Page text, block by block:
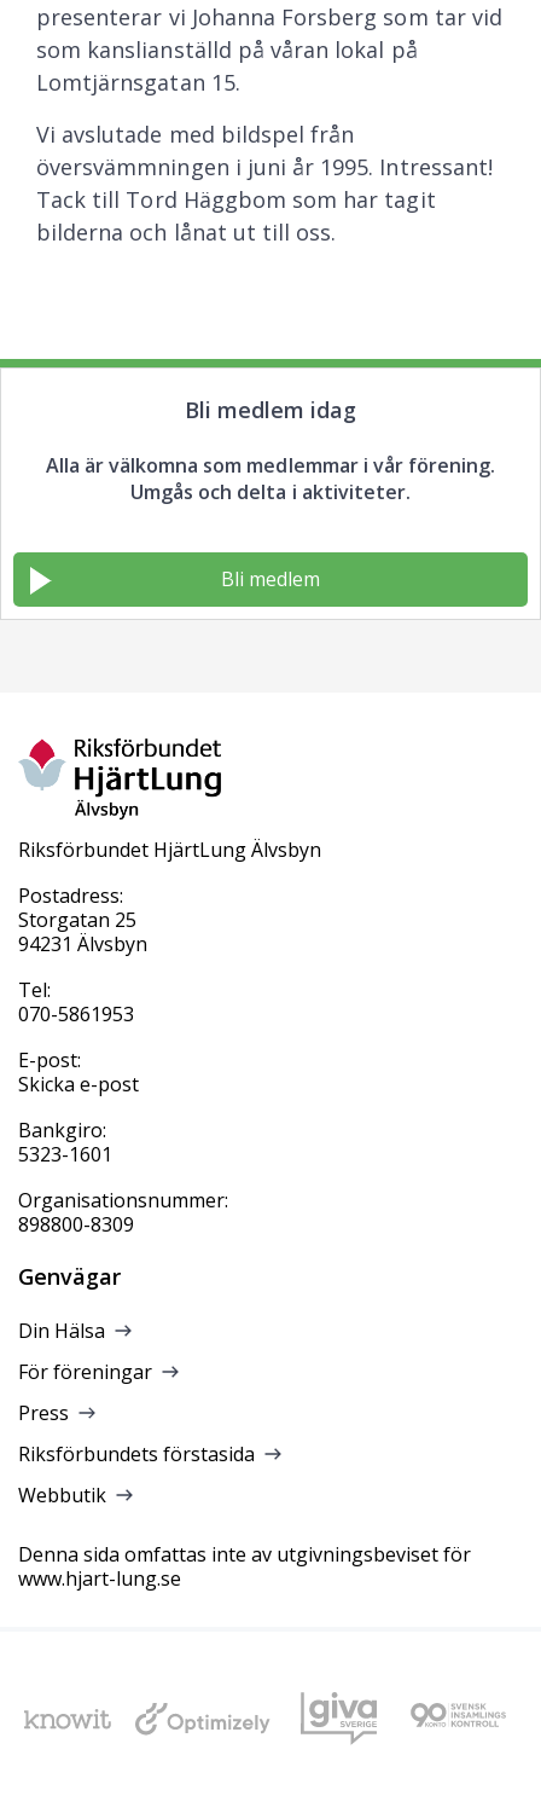
presenterar vi Johanna Forsberg som tar vid
som kanslianställd på våran lokal på
Lomtjärnsgatan 15.
Vi avslutade med bildspel från
översvämmningen i juni år 1995. Intressant!
Tack till Tord Häggbom som har tagit
bilderna och lånat ut till oss.
Bli medlem idag
Alla är välkomna som medlemmar i vår förening.
Umgås och delta i aktiviteter.
Bli medlem
Riksförbundet HjärtLung Älvsbyn
Postadress:
Storgatan 25
94231 Älvsbyn
Tel:
070-5861953
E-post:
Skicka e-post
Bankgiro:
5323-1601
Organisationsnummer:
898800-8309
Genvägar
Din Hälsa
För föreningar
Press
Riksförbundets förstasida
Webbutik
Denna sida omfattas inte av utgivningsbeviset för
www.hjart-lung.se